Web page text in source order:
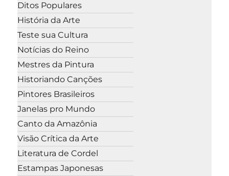
Ditos Populares
História da Arte
Teste sua Cultura
Notícias do Reino
Mestres da Pintura
Historiando Canções
Pintores Brasileiros
Janelas pro Mundo
Canto da Amazônia
Visão Crítica da Arte
Literatura de Cordel
Estampas Japonesas